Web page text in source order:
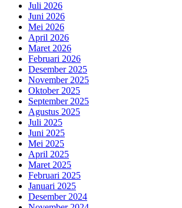
Juli 2026
Juni 2026
Mei 2026
April 2026
Maret 2026
Februari 2026
Desember 2025
November 2025
Oktober 2025
September 2025
Agustus 2025
Juli 2025
Juni 2025
Mei 2025
April 2025
Maret 2025
Februari 2025
Januari 2025
Desember 2024